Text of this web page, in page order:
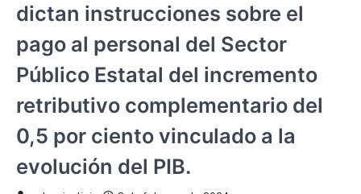
dictan instrucciones sobre el
pago al personal del Sector
Público Estatal del incremento
retributivo complementario del
0,5 por ciento vinculado a la
evolución del PIB.